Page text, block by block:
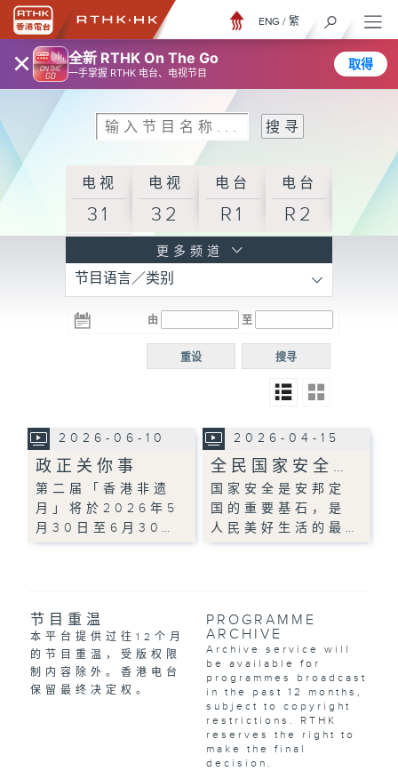
× 全新 RTHK On The Go
一手掌握 RTHK 电台、电视节目
取得
ENG / 繁
电视
31
电视
32
电台
R1
电台
R2
R3
电台 电台
R5
电台
普通
更多频道
节目语言／类别
由 至
搜寻
重设
2026-06-10
政正关你事
第二届「香港非遗
月」将於2026年5
月30日至6月30…
2026-04-15
全民国家安全…
国家安全是安邦定
国的重要基石，是
人民美好生活的最…
节目重温
本平台提供过往12个月
的节目重温，受版权限
制内容除外。香港电台
保留最终决定权。
PROGRAMME
ARCHIVE
Archive service will
be available for
programmes broadcast
in the past 12 months,
subject to copyright
restrictions. RTHK
reserves the right to
make the final
decision.